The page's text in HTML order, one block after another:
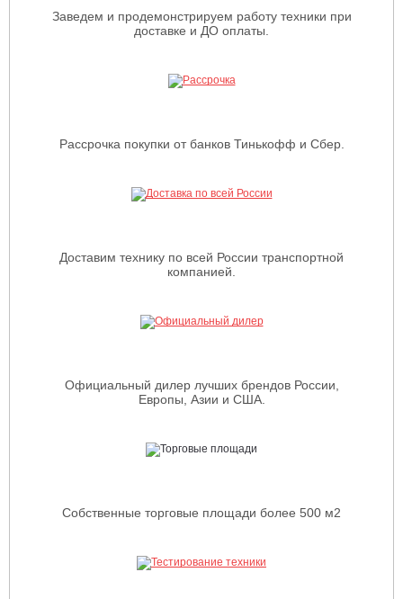
Заведем и продемонстрируем работу техники при
доставке и ДО оплаты.
Рассрочка покупки от банков Тинькофф и Сбер.
Доставим технику по всей России транспортной
компанией.
Официальный дилер лучших брендов России,
Европы, Азии и США.
Собственные торговые площади более 500 м2